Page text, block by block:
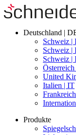
Deutschland |
Schweiz |
Schweiz |
Schweiz |
United
Italien | IT
Produkte